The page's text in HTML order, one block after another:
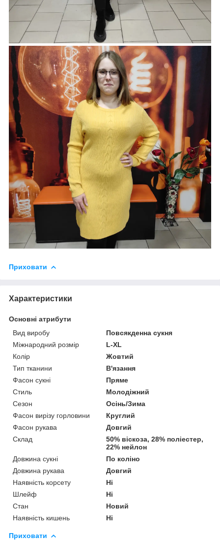
Приховати
Характеристики
Основні атрибути
Вид виробу
Повсякденна сукня
Міжнародний розмір
L-XL
Колір
Жовтий
Тип тканини
В'язання
Фасон сукні
Пряме
Стиль
Молодіжний
Сезон
Осінь/Зима
Фасон вирізу горловини
Круглий
Фасон рукава
Довгий
Склад
50% віскоза, 28% поліестер,
22% нейлон
Довжина сукні
По коліно
Довжина рукава
Довгий
Наявність корсету
Ні
Шлейф
Ні
Стан
Новий
Наявність кишень
Ні
Приховати